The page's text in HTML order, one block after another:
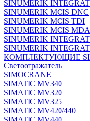
SINUMERIK
SINUMERIK MCIS DNC
SINUMERIK MCIS TDI
SINUMERIK MCIS MDA
SINUMERIK
SINUMERIK
КОМПЛЕКТУЮЩИЕ
Светоотражатель
SIMOCRANE
SIMATIC MV340
SIMATIC MV320
SIMATIC MV325
SIMATIC MV420/440
SIMATIC MV440